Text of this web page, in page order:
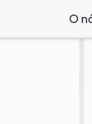
O